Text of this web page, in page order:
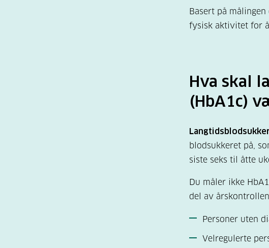
Basert på
fysisk aktivitet for
Hva skal
(HbA1c)
blodsukkeret på,
siste seks til åtte
Du måler ikke
del av
Personer uten
Velregulerte